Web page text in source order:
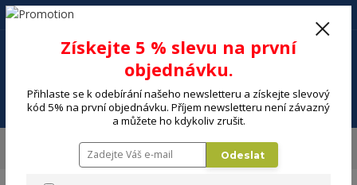
Menu
+420 602 494 600
Redukce SENCOR SAV 185-000
Získejte 5 % slevu na první
objednávku.
Přihlaste se k odebírání našeho newsletteru a získejte slevový
kód 5% na první objednávku. Příjem newsletteru není závazný
a můžete ho kdykoliv zrušit.
Odeslat